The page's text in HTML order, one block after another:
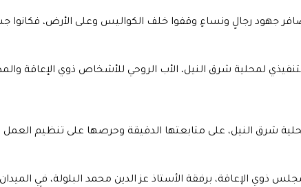
جهود رجالٍ ونساءٍ وقفوا خلف الكواليس وعلى الأرض، فكانوا
التنفيذي لمحلية شرق النيل، الأب الروحي للأشخاص ذوي
بمحلية شرق النيل، على متابعتها الدقيقة وحرصها على تنظيم
ذوي الإعاقة، برفقة الأستاذ عز الدين محمد البلولة، في